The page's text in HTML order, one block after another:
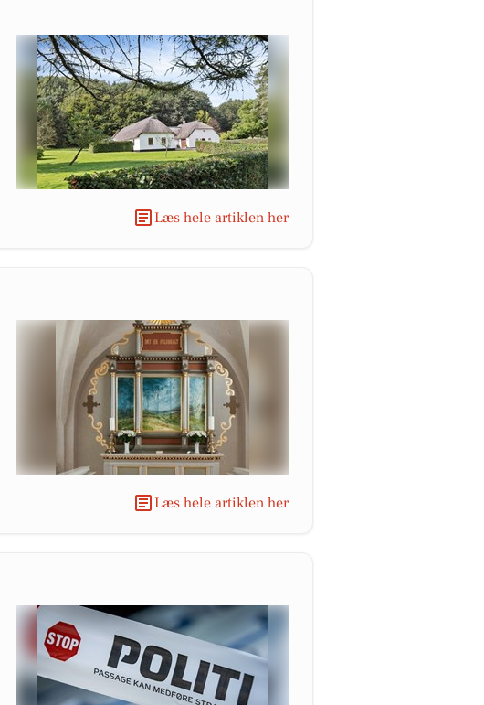
Læs hele artiklen her
Læs hele artiklen her